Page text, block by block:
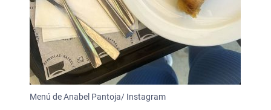
Menú de Anabel Pantoja/ Instagram